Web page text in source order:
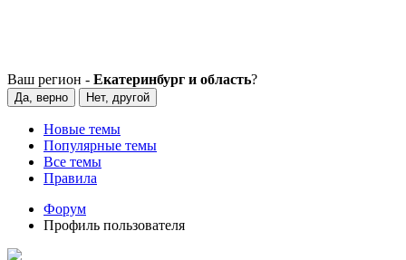
Ваш регион - Екатеринбург и область?
Да, верно Нет, другой
Новые темы
Популярные темы
Все темы
Правила
Форум
Профиль пользователя